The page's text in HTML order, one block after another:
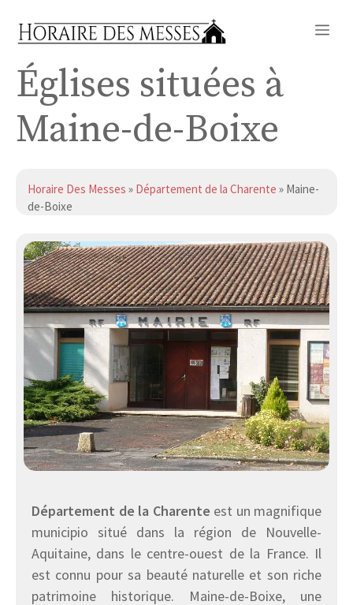
Églises situées à
Maine-de-Boixe
Horaire Des Messes » Département de la Charente » Maine-
de-Boixe
Département de la Charente est un magnifique
municipio situé dans la région de Nouvelle-
Aquitaine, dans le centre-ouest de la France. Il
est connu pour sa beauté naturelle et son riche
patrimoine historique. Maine-de-Boixe, une